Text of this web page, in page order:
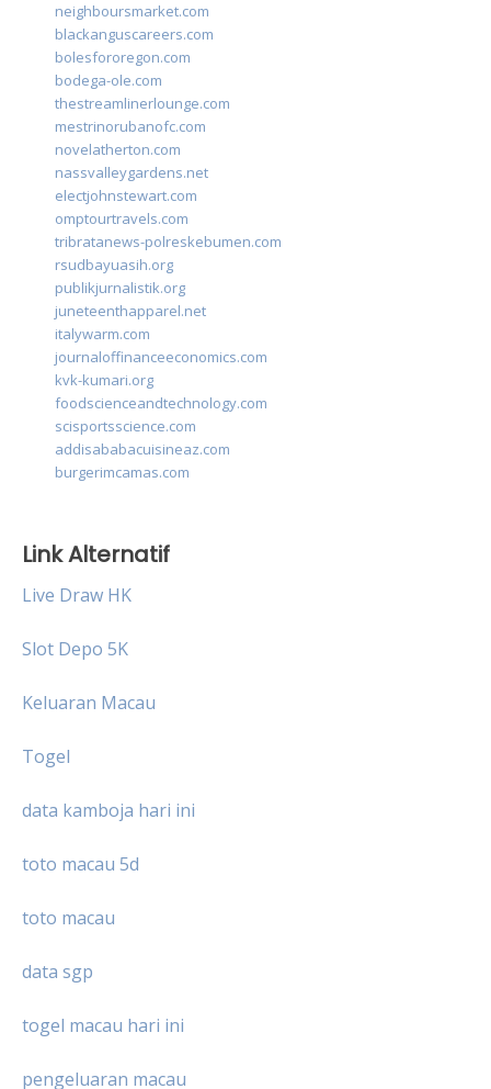
neighboursmarket.com
blackanguscareers.com
bolesfororegon.com
bodega-ole.com
thestreamlinerlounge.com
mestrinorubanofc.com
novelatherton.com
nassvalleygardens.net
electjohnstewart.com
omptourtravels.com
tribratanews-polreskebumen.com
rsudbayuasih.org
publikjurnalistik.org
juneteenthapparel.net
italywarm.com
journaloffinanceeconomics.com
kvk-kumari.org
foodscienceandtechnology.com
scisportsscience.com
addisababacuisineaz.com
burgerimcamas.com
Link Alternatif
Live Draw HK
Slot Depo 5K
Keluaran Macau
Togel
data kamboja hari ini
toto macau 5d
toto macau
data sgp
togel macau hari ini
pengeluaran macau